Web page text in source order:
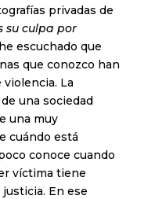
privadas de
su culpa por
escuchado que
que conozco han
La
una sociedad
una muy
cuándo está
conoce cuando
víctima tiene
En ese